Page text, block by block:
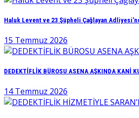
Haluk Levent ve 23 Şüpheli Çağlayan
15 Temmuz 2026
DEDEKTİFLİK BÜROSU ASENA AŞKINDA KANİ
14 Temmuz 2026